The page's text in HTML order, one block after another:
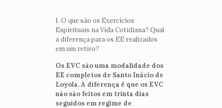
1. O que são os Exercícios
Espirituais na Vida Cotidiana? Qual
a diferença para os EE realizados
em um retiro?
Os EVC são uma modalidade dos
EE completos de Santo Inácio de
Loyola. A diferença é que os EVC
não são feitos em trinta dias
seguidos em regime de